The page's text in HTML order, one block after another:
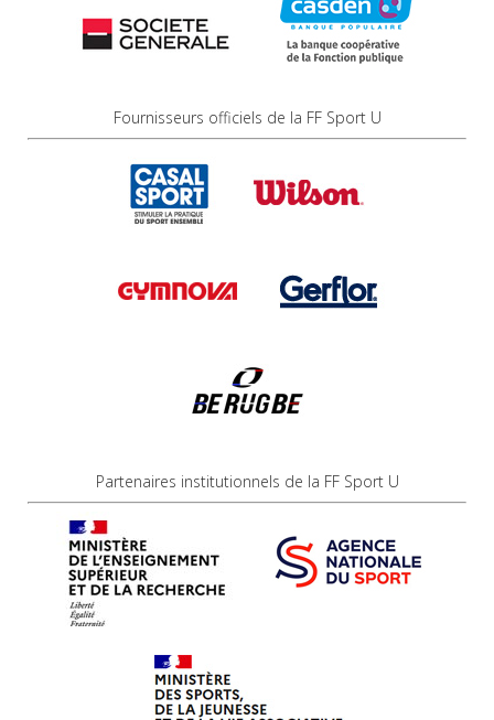
Fournisseurs officiels de la FF Sport U
Partenaires institutionnels de la FF Sport U